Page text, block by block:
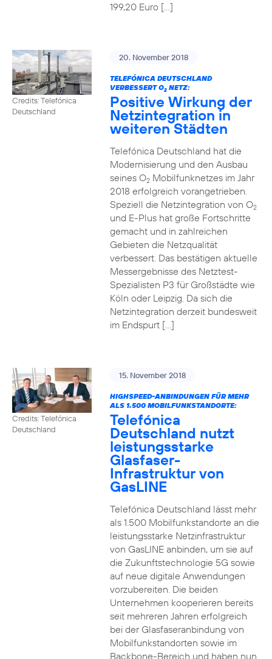
199,20 Euro […]
Credits: Telefónica
Deutschland
20. November 2018
TELEFÓNICA DEUTSCHLAND
VERBESSERT O2NETZ:
Positive Wirkung der
Netzintegration in
weiteren Städten
Telefónica Deutschland hat die
Modernisierung und den Ausbau
seines O2Mobilfunknetzes im Jahr
2018 erfolgreich vorangetrieben.
Speziell die Netzintegration von O2
und E-Plus hat große Fortschritte
gemacht und in zahlreichen
Gebieten die Netzqualität
verbessert. Das bestätigen aktuelle
Messergebnisse des Netztest-
Spezialisten P3 für Großstädte wie
Köln oder Leipzig. Da sich die
Netzintegration derzeit bundesweit
im Endspurt […]
Credits: Telefónica
Deutschland
15. November 2018
HIGHSPEED-ANBINDUNGEN FÜR MEHR
ALS 1.500 MOBILFUNKSTANDORTE:
Telefónica
Deutschland nutzt
leistungsstarke
Glasfaser-
Infrastruktur von
GasLINE
Telefónica Deutschland lässt mehr
als 1.500 Mobilfunkstandorte an die
leistungsstarke Netzinfrastruktur
von GasLINE anbinden, um sie auf
die Zukunftstechnologie 5G sowie
auf neue digitale Anwendungen
vorzubereiten. Die beiden
Unternehmen kooperieren bereits
seit mehreren Jahren erfolgreich
bei der Glasfaseranbindung von
Mobilfunkstandorten sowie im
Backbone-Bereich und haben nun